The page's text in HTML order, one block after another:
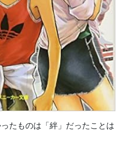
たものは「絆」だったことは